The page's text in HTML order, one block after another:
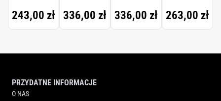
243,00 zł
CANDLE
336,00 zł
CANDLE
336,00 zł
LOTION
263,00 zł
PRZYDATNE INFORMACJE
O NAS